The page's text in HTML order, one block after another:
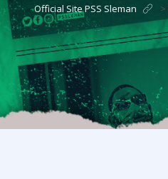
Official Site PSS Sleman >